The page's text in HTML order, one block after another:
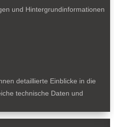
und Hintergrundinformationen
detaillierte Einblicke in die
technische Daten und